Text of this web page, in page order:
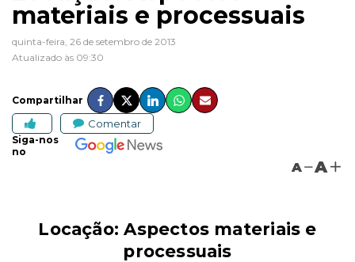
materiais e processuais
quinta-feira, 26 de setembro de 2013
Atualizado às 09:30
Compartilhar
Comentar
Siga-nos
no
A A
Locação: Aspectos materiais e
processuais